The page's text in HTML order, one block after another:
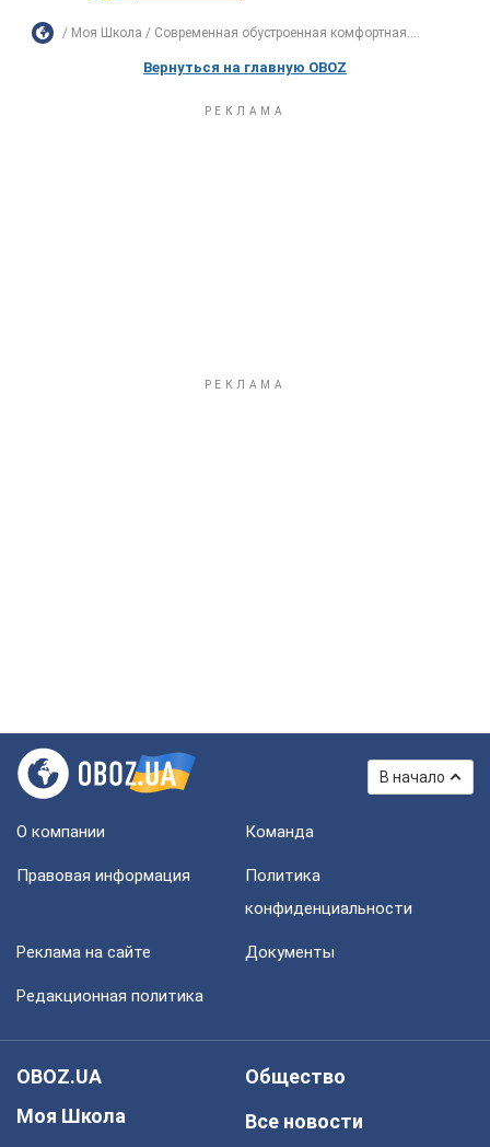
Моя Школа Современная обустроенная комфортная....
Вернуться на главную OBOZ
В начало
О компании Команда
Правовая информация
Политика
конфиденциальности
Реклама на сайте Документы
Редакционная политика
OBOZ.UA
Моя Школа
Общество
Все новости